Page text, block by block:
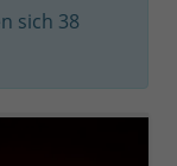
sich 38